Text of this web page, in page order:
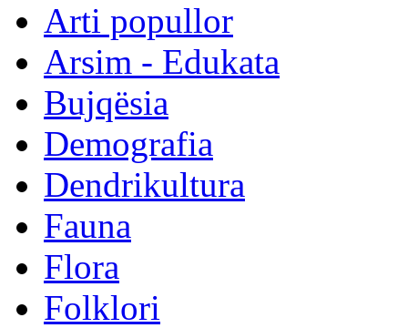
Arti popullor
Arsim - Edukata
Bujqësia
Demografia
Dendrikultura
Fauna
Flora
Folklori